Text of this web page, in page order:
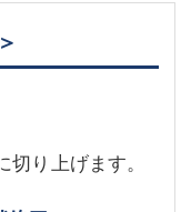
り上げます。